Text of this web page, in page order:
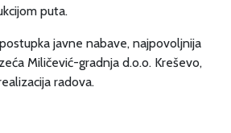
puta.
javne nabave, najpovoljnija
Miličević-gradnja d.o.o. Kreševo,
radova.